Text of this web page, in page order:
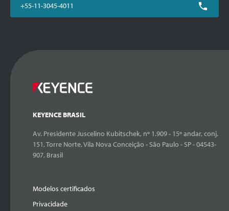
+55-11-3045-4011
KEYENCE BRASIL
Av. Presidente Juscelino Kubitschek, nº 1.909 - 15º andar, conj.
151, Torre Norte, Vila Nova Conceição - São Paulo - SP - 04543-
907, Brasil
Modelos certificados
Privacidade